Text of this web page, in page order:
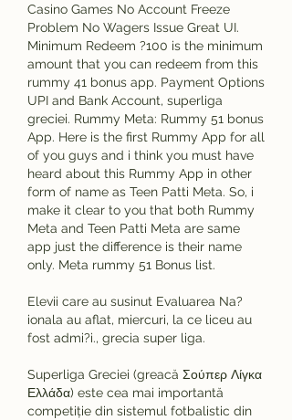
Casino Games No Account Freeze
Problem No Wagers Issue Great UI.
Minimum Redeem ?100 is the minimum
amount that you can redeem from this
rummy 41 bonus app. Payment Options
UPI and Bank Account, superliga
greciei. Rummy Meta: Rummy 51 bonus
App. Here is the first Rummy App for all
of you guys and i think you must have
heard about this Rummy App in other
form of name as Teen Patti Meta. So, i
make it clear to you that both Rummy
Meta and Teen Patti Meta are same
app just the difference is their name
only. Meta rummy 51 Bonus list.
Elevii care au susinut Evaluarea Na?
ionala au aflat, miercuri, la ce liceu au
fost admi?i., grecia super liga.
Superliga Greciei (greacă Σούπερ Λίγκα
Ελλάδα) este cea mai importantă
competiție din sistemul fotbalistic din